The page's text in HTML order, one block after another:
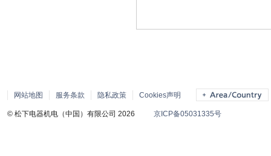
网站地图 服务条款 隐私政策 Cookies声明
© 松下电器机电（中国）有限公司 2026 京ICP备05031335号